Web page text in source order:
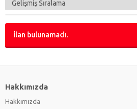
İlan bulunamadı.
Hakkımızda
Hakkımızda